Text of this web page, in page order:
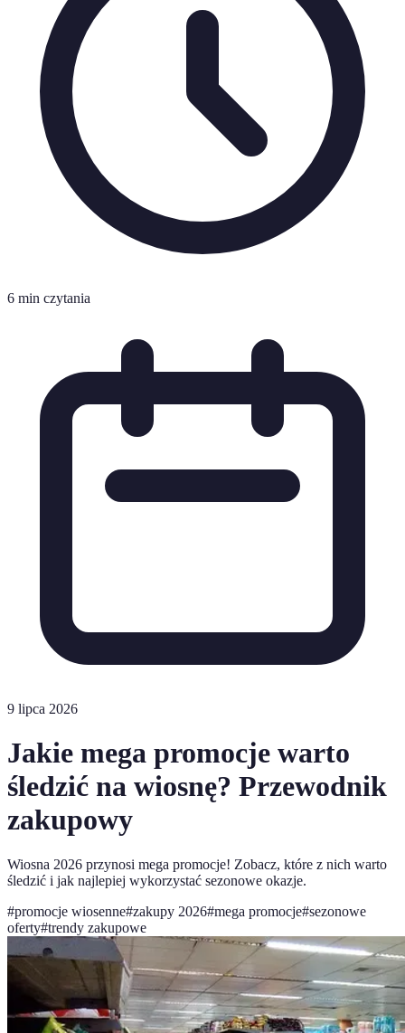
6 min czytania
9 lipca 2026
Jakie mega promocje warto
śledzić na wiosnę? Przewodnik
zakupowy
Wiosna 2026 przynosi mega promocje! Zobacz, które z nich warto
śledzić i jak najlepiej wykorzystać sezonowe okazje.
#promocje wiosenne#zakupy 2026#mega promocje#sezonowe
oferty#trendy zakupowe